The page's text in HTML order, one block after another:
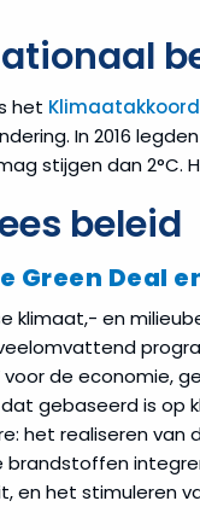
het
In 2016
stijgen dan 2°C.
beleid
Green Deal
klimaat,- en
voor de economie,
gebaseerd is op
het realiseren van
en het stimuleren